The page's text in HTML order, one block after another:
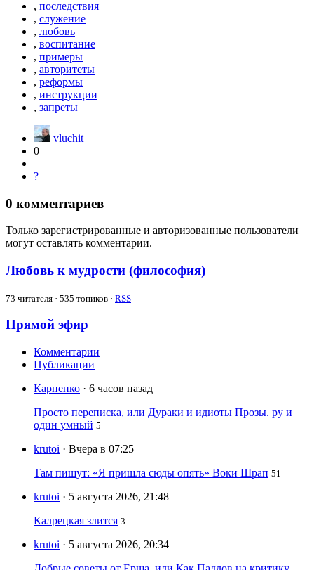
, последствия
, служение
, любовь
, воспитание
, примеры
, авторитеты
, реформы
, инструкции
, запреты
vluchit
0
?
0 комментариев
Только зарегистрированные и авторизованные пользователи
могут оставлять комментарии.
Любовь к мудрости (философия)
73 читателя · 535 топиков · RSS
Прямой эфир
Комментарии
Публикации
Карпенко · 6 часов назад
Просто переписка, или Дураки и идиоты Прозы. ру и
один умный 5
krutoi · Вчера в 07:25
Там пишут: «Я пришла сюды опять» Воки Шрап 51
krutoi · 5 августа 2026, 21:48
Калрецкая злится 3
krutoi · 5 августа 2026, 20:34